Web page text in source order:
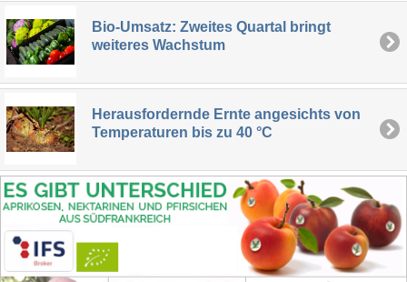
Bio-Umsatz: Zweites Quartal bringt
weiteres Wachstum
Herausfordernde Ernte angesichts von
Temperaturen bis zu 40 °C